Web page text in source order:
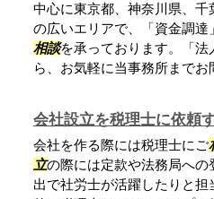
中心に東京都、神奈川県、千
の広いエリアで、「資金調達
相談を承っております。「法
ら、お気軽に当事務所までお
会社設立を税理士に依頼
会社を作る際には税理士にご
立の際には定款や法務局へ
出で社労士が活躍したりと